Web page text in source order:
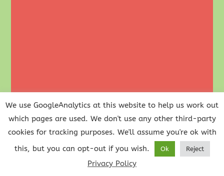
We use GoogleAnalytics at this website to help us work out
which pages are used. We don't use any other third-party
cookies for tracking purposes. We'll assume you're ok with
this, but you can opt-out if you wish.
Ok Reject
Privacy Policy